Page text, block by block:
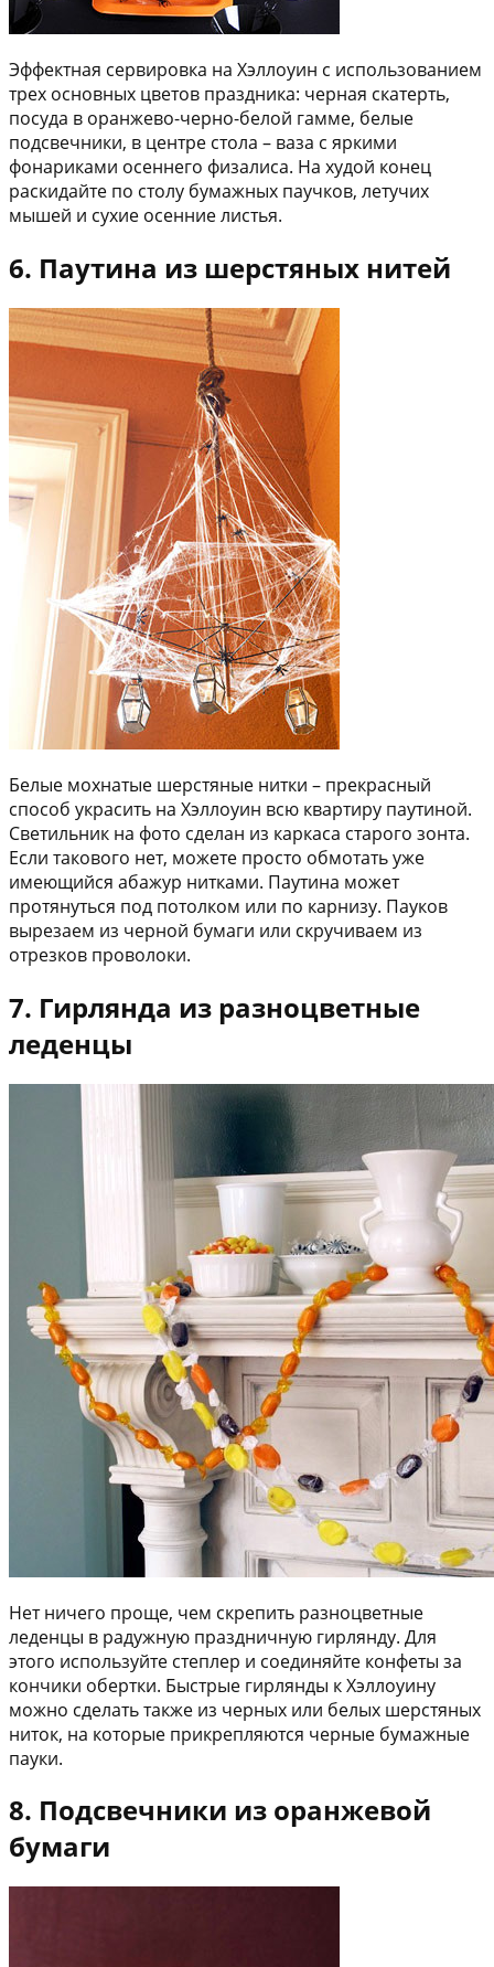
Эффектная сервировка на Хэллоуин с использованием
трех основных цветов праздника: черная скатерть,
посуда в оранжево-черно-белой гамме, белые
подсвечники, в центре стола – ваза с яркими
фонариками осеннего физалиса. На худой конец
раскидайте по столу бумажных паучков, летучих
мышей и сухие осенние листья.
6. Паутина из шерстяных нитей
Белые мохнатые шерстяные нитки – прекрасный
способ украсить на Хэллоуин всю квартиру паутиной.
Светильник на фото сделан из каркаса старого зонта.
Если такового нет, можете просто обмотать уже
имеющийся абажур нитками. Паутина может
протянуться под потолком или по карнизу. Пауков
вырезаем из черной бумаги или скручиваем из
отрезков проволоки.
7. Гирлянда из разноцветные
леденцы
Нет ничего проще, чем скрепить разноцветные
леденцы в радужную праздничную гирлянду. Для
этого используйте степлер и соединяйте конфеты за
кончики обертки. Быстрые гирлянды к Хэллоуину
можно сделать также из черных или белых шерстяных
ниток, на которые прикрепляются черные бумажные
пауки.
8. Подсвечники из оранжевой
бумаги